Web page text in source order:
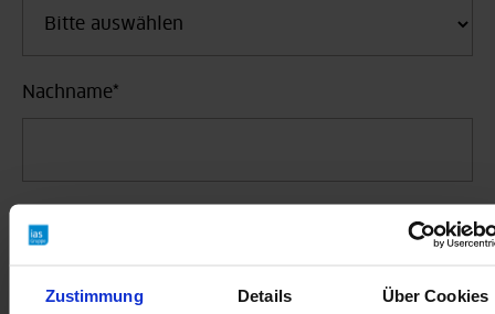
Zustimmung Details Über Cookies
Nachname*